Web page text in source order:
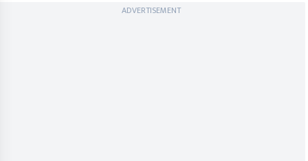
ADVERTISEMENT